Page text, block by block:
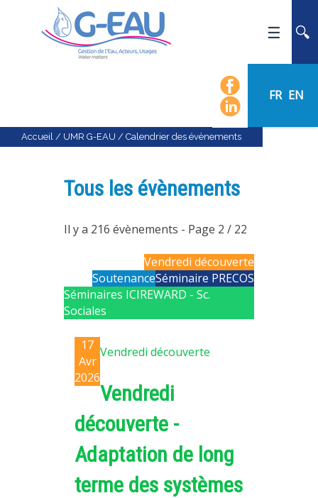
FR EN
ACTUALITÉS
ORGANIGRAMME
LISTE DU PERSONNEL
RECRUTEMENT
RECHERCHE
IMPLANTATIONS GÉOGRAPHIQUES
PROJETS EN COURS
NOS RÉSEAUX SCIENTIFIQUES ET TECHNIQUES
SÉMINAIRES RÉGULIERS
FORMATION
Accueil / UMR G-EAU / Calendrier des évènements
Tous les évènements
Il y a 216 évènements - Page 2 / 22
Vendredi découverte
Séminaire PRECOS
Soutenance
Séminaires ICIREWARD - Sc.
Sociales
17
Avr
2026
Vendredi découverte
Vendredi
découverte -
Adaptation de long
terme des systèmes